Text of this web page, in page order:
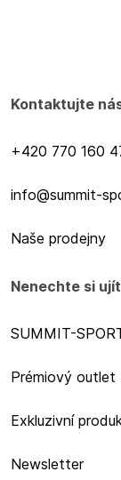
Kontaktujte
+420 770 160
info@summit-
Naše prodejny
Nenechte si ujít
SUMMIT-
Prémiový outlet
Exkluzivní
Newsletter